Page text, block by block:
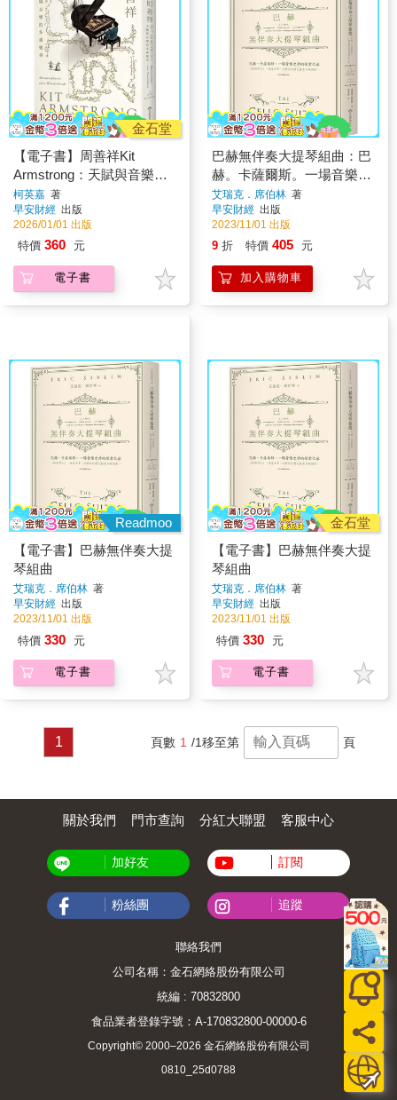
金石堂
【電子書】周善祥Kit
Armstrong：天賦與音樂的
多重變奏
柯英嘉 著
早安財經 出版
2026/01/01 出版
特價 360 元
電子書
巴赫無伴奏大提琴組曲：巴
赫。卡薩爾斯。一場音樂史
詩的探索之旅
艾瑞克．席伯林 著
早安財經 出版
2023/11/01 出版
9 折 特價 405 元
加入購物車
Readmoo
【電子書】巴赫無伴奏大提
琴組曲
艾瑞克．席伯林 著
早安財經 出版
2023/11/01 出版
特價 330 元
電子書
金石堂
【電子書】巴赫無伴奏大提
琴組曲
艾瑞克．席伯林 著
早安財經 出版
2023/11/01 出版
特價 330 元
電子書
1 頁數 1 /1移至第 頁
關於我們 門市查詢 分紅大聯盟 客服中心
加好友 訂閱
粉絲團 追蹤
聯絡我們
公司名稱：金石網絡股份有限公司
統編 : 70832800
食品業者登錄字號：A-170832800-00000-6
Copyright© 2000–2026 金石網絡股份有限公司
0810_25d0788